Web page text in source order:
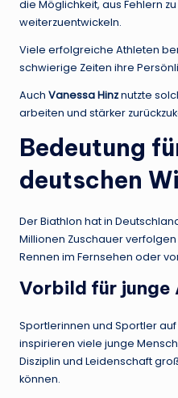
die Möglichkeit, aus Fehlern
weiterzuentwickeln.
Viele erfolgreiche Athleten
schwierige Zeiten ihre
Auch Vanessa Hinznutzte
arbeiten und stärker
Bedeutung
deutschen
Der Biathlon hat in
Millionen Zuschauer
Rennen im Fernsehen oder
Vorbild für junge
Sportlerinnen und Sportler
inspirieren viele junge
Disziplin und Leidenschaft
können.